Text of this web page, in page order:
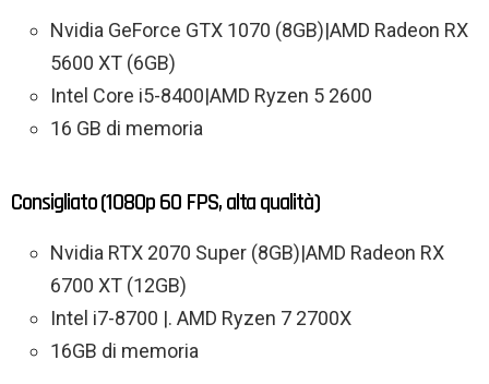
Nvidia GeForce GTX 1070 (8GB)|AMD Radeon RX
5600 XT (6GB)
Intel Core i5-8400|AMD Ryzen 5 2600
16 GB di memoria
Consigliato (1080p 60 FPS, alta qualità)
Nvidia RTX 2070 Super (8GB)|AMD Radeon RX
6700 XT (12GB)
Intel i7-8700 |. AMD Ryzen 7 2700X
16GB di memoria